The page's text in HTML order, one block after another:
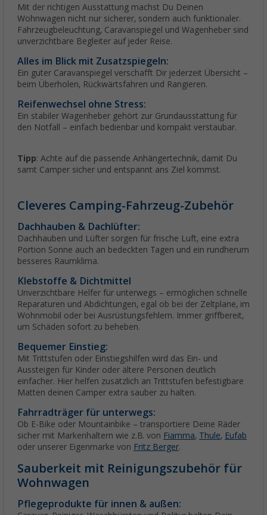
Mit der richtigen Ausstattung machst Du Deinen
Wohnwagen nicht nur sicherer, sondern auch funktionaler.
Fahrzeugbeleuchtung, Caravanspiegel und Wagenheber sind
unverzichtbare Begleiter auf jeder Reise.
Alles im Blick mit Zusatzspiegeln:
Ein guter Caravanspiegel verschafft Dir jederzeit Übersicht –
beim Überholen, Rückwärtsfahren und Rangieren.
Reifenwechsel ohne Stress:
Ein stabiler Wagenheber gehört zur Grundausstattung für
den Notfall – einfach bedienbar und kompakt verstaubar.
Tipp: Achte auf die passende Anhängertechnik, damit Du
samt Camper sicher und entspannt ans Ziel kommst.
Cleveres Camping-Fahrzeug-Zubehör
Dachhauben & Dachlüfter:
Dachhauben und Lüfter sorgen für frische Luft, eine extra
Portion Sonne auch an bedeckten Tagen und ein rundherum
besseres Raumklima.
Klebstoffe & Dichtmittel
Unverzichtbare Helfer für unterwegs – ermöglichen schnelle
Reparaturen und Abdichtungen, egal ob bei der Zeltplane, im
Wohnmobil oder bei Ausrüstungsfehlern. Immer griffbereit,
um Schäden sofort zu beheben.
Bequemer Einstieg:
Mit Trittstufen oder Einstiegshilfen wird das Ein- und
Aussteigen für Kinder oder ältere Personen deutlich
einfacher. Hier helfen zusätzlich an Trittstufen befestigbare
Matten deinen Camper extra sauber zu halten.
Fahrradträger für unterwegs:
Ob E-Bike oder Mountainbike – transportiere Deine Räder
sicher mit Markenhaltern wie z.B. von Fiamma, Thule, Eufab
oder unserer Eigenmarke von Fritz Berger.
Sauberkeit mit Reinigungszubehör für
Wohnwagen
Pflegeprodukte für innen & außen: